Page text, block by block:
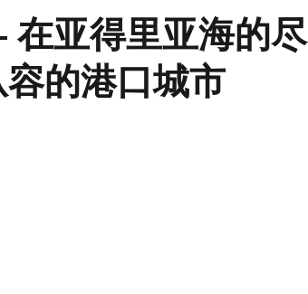
亚得里亚海的尽
的港口城市